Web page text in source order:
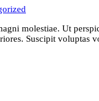
molestiae. Ut
Suscipit